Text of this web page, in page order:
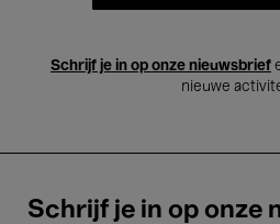
Schrijf je in op onze nieuwsbrief
nieuwe
Schrijf je in op onze